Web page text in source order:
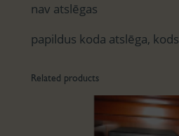
nav atslēgas
papildus koda atslēga,
Related products